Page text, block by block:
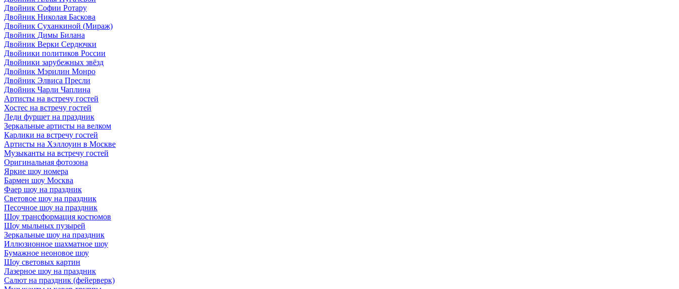
Двойник Софии Ротару
Двойник Николая Баскова
Двойник Суханкиной (Мираж)
Двойник Димы Билана
Двойник Верки Сердючки
Двойники политиков России
Двойники зарубежных звёзд
Двойник Мэрилин Монро
Двойник Элвиса Пресли
Двойник Чарли Чаплина
Артисты на встречу гостей
Хостес на встречу гостей
Леди фуршет на праздник
Зеркальные артисты на велком
Карлики на встречу гостей
Артисты на Хэллоуин в Москве
Музыканты на встречу гостей
Оригинальная фотозона
Яркие шоу номера
Бармен шоу Москва
Фаер шоу на праздник
Световое шоу на праздник
Песочное шоу на праздник
Шоу трансформация костюмов
Шоу мыльных пузырей
Зеркальные шоу на праздник
Иллюзионное шахматное шоу
Бумажное неоновое шоу
Шоу световых картин
Лазерное шоу на праздник
Салют на праздник (фейерверк)